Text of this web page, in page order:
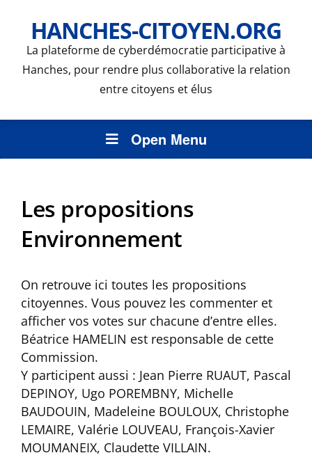
HANCHES-CITOYEN.ORG
La plateforme de cyberdémocratie participative à
Hanches, pour rendre plus collaborative la relation
entre citoyens et élus
Open Menu
Les propositions
Environnement
On retrouve ici toutes les propositions
citoyennes. Vous pouvez les commenter et
afficher vos votes sur chacune d’entre elles.
Béatrice HAMELIN est responsable de cette
Commission.
Y participent aussi : Jean Pierre RUAUT, Pascal
DEPINOY, Ugo POREMBNY, Michelle
BAUDOUIN, Madeleine BOULOUX, Christophe
LEMAIRE, Valérie LOUVEAU, François-Xavier
MOUMANEIX, Claudette VILLAIN.